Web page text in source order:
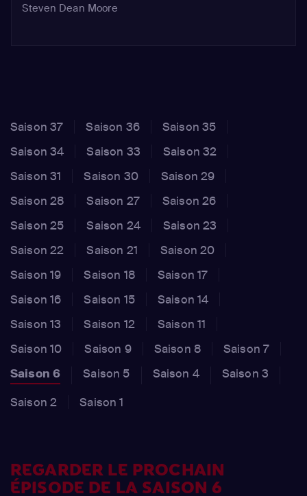
Steven Dean Moore
Saison 37 Saison 36
Saison 35
Saison 34
Saison 33
Saison 32
Saison 31
Saison 30
Saison 29
Saison 28
Saison 27
Saison 26
Saison 25
Saison 24
Saison 23
Saison 22
Saison 21
Saison 20
Saison 19
Saison 18
Saison 17
Saison 16
Saison 15
Saison 14
Saison 13
Saison 12
Saison 11
Saison 10
Saison 9 Saison 8
Saison 7
Saison 6
Saison 5 Saison 4
Saison 3
Saison 2
Saison 1
REGARDER LE PROCHAIN
ÉPISODE DE LA SAISON 6